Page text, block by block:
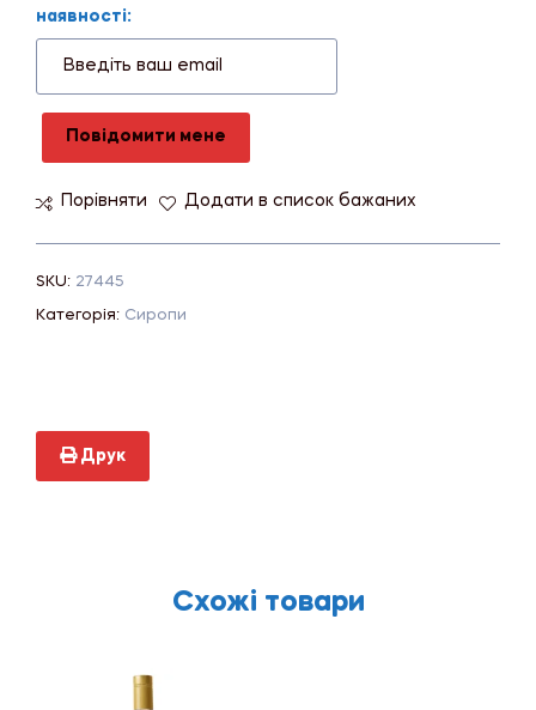
наявності:
Повідомити мене
Порівняти Додати в список бажаних
SKU: 27445
Категорія: Сиропи
Друк
Схожі товари